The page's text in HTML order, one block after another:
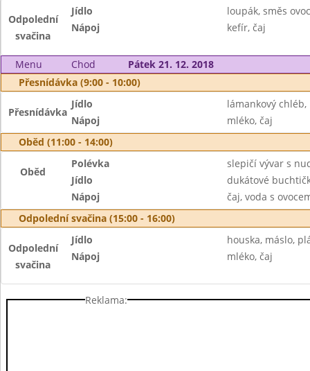
Odpolední
svačina
Jídlo
loupák, směs
Nápoj
kefír, čaj
Menu Chod
Pátek 21. 12. 2018
Přesnídávka (9:00 - 10:00)
Přesnídávka
Jídlo
lámankový
Nápoj
mléko, čaj
Oběd (11:00 - 14:00)
Oběd
Polévka
slepičí vývar s
Jídlo
dukátové
Nápoj
čaj, voda s
Odpolední svačina (15:00 - 16:00)
Odpolední
svačina
Jídlo
houska, máslo,
Nápoj
mléko, čaj
Reklama: